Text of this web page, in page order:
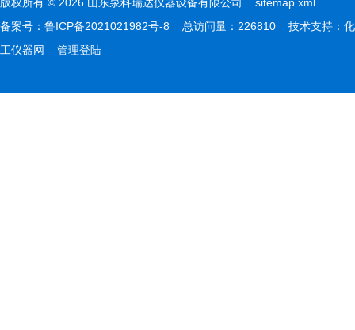
备案号： 鲁ICP备2021021982号-8 总访问量：226810 技术支持： 化
工仪器网
管理登陆